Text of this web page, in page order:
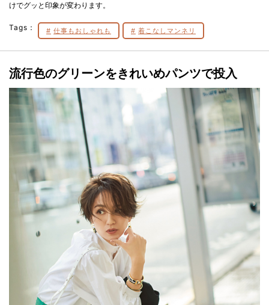
けでグッと印象が変わります。
Tags： 仕事もおしゃれも 着こなしマンネリ
流行色のグリーンをきれいめパンツで投入